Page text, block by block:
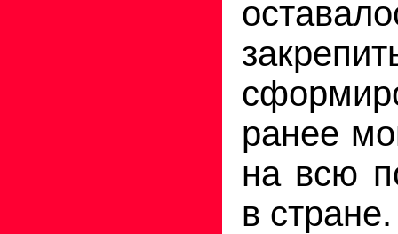
ранее
на всю
в стране.